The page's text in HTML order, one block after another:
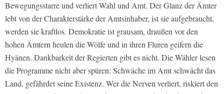
Bewegungsstarre und verliert Wahl und Amt. Der Glanz der Ämter
lebt von der Charakterstärke der Amtsinhaber, ist sie aufgebraucht,
werden sie kraftlos. Demokratie ist grausam, draußen vor den
hohen Ämtern heulen die Wölfe und in ihren Fluren geifern die
Hyänen. Dankbarkeit der Regierten gibt es nicht. Die Wähler lesen
die Programme nicht aber spüren: Schwäche im Amt schwächt das
Land, gefährdet seine Existenz. Wer die Nerven verliert, riskiert den